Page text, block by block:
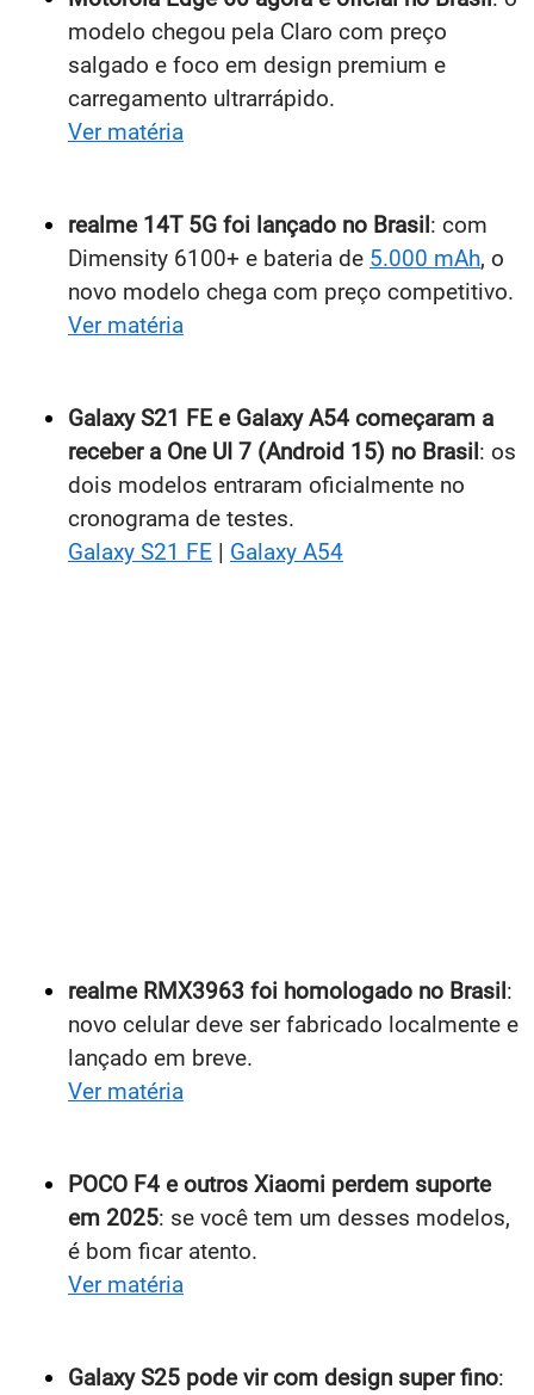
modelo chegou pela Claro com preço
salgado e foco em design premium e
carregamento ultrarrápido.
Ver matéria
realme 14T 5G foi lançado no Brasil: com
Dimensity 6100+ e bateria de 5.000 mAh, o
novo modelo chega com preço competitivo.
Ver matéria
Galaxy S21 FE e Galaxy A54 começaram a
receber a One UI 7 (Android 15) no Brasil: os
dois modelos entraram oficialmente no
cronograma de testes.
Galaxy S21 FE | Galaxy A54
realme RMX3963 foi homologado no Brasil:
novo celular deve ser fabricado localmente e
lançado em breve.
Ver matéria
POCO F4 e outros Xiaomi perdem suporte
em 2025: se você tem um desses modelos,
é bom ficar atento.
Ver matéria
Galaxy S25 pode vir com design super fino: